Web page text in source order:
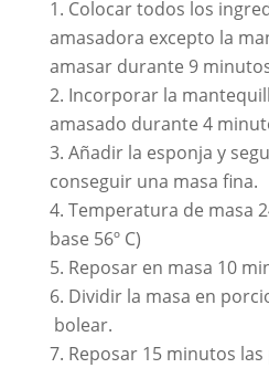
Colocar todos los
amasadora excepto la
amasar durante 9
Incorporar la
amasado durante 4
Añadir la esponja y
conseguir una masa fina.
Temperatura de masa
base 56º C)
Reposar en masa 10
Dividir la masa en
bolear.
Reposar 15 minutos las